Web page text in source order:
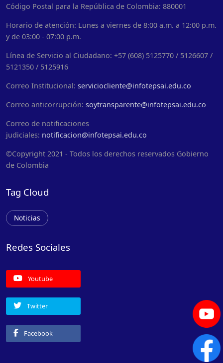
Código Postal para la República de Colombia: 880001
Horario de atención: Lunes a viernes de 8:00 a.m. a 12:00 p.m.
y de 03:00 - 07:00 p.m.
Línea de Servicio al Ciudadano: +57 (608) 5125770 / 5126607 /
5121350 / 5125916
Correo Institucional: serviciocliente@infotepsai.edu.co
Correo anticorrupción: soytransparente@infotepsai.edu.co
Correo de notificaciones
judiciales: notificacion@infotepsai.edu.co
©Copyright 2021 - Todos los derechos reservados Gobierno
de Colombia
Tag Cloud
Noticias
Redes Sociales
Youtube
Twitter
Facebook